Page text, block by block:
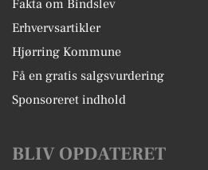
Fakta om Bindslev
Erhvervsartikler
Hjørring Kommune
Få en gratis salgsvurdering
Sponsoreret indhold
BLIV OPDATERET